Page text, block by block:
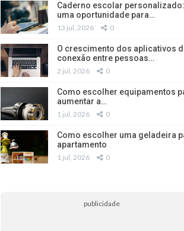
Caderno escolar personalizado:
uma oportunidade para…
13 jul, 2026 0
O crescimento dos aplicativos
conexão entre pessoas…
2 jul, 2026 0
Como escolher equipamentos
aumentar a…
1 jul, 2026 0
Como escolher uma geladeira
apartamento
1 jul, 2026 0
publicidade